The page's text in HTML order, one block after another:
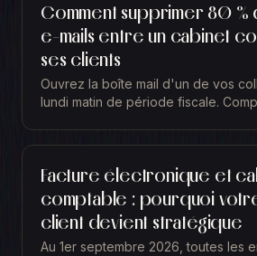
Comment supprimer 80 %
e-mails entre un cabinet
ses clients
Ouvrez la boîte mail d'un de vos
lundi matin de période fiscale.
Facture électronique et
comptable : pourquoi
client devient stratégique
Au 1er septembre 2026, toutes les